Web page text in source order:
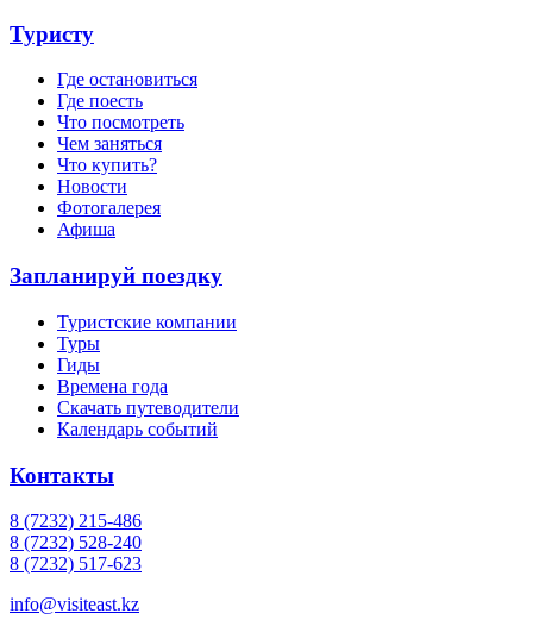
Туристу
Где остановиться
Где поесть
Что посмотреть
Чем заняться
Что купить?
Новости
Фотогалерея
Афиша
Запланируй поездку
Туристские компании
Туры
Гиды
Времена года
Скачать путеводители
Календарь событий
Контакты
8 (7232) 215-486
8 (7232) 528-240
8 (7232) 517-623
info@visiteast.kz